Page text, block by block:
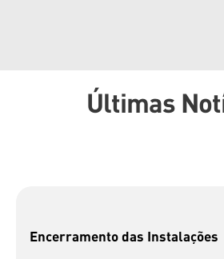
Últimas
Encerramento das Instalações